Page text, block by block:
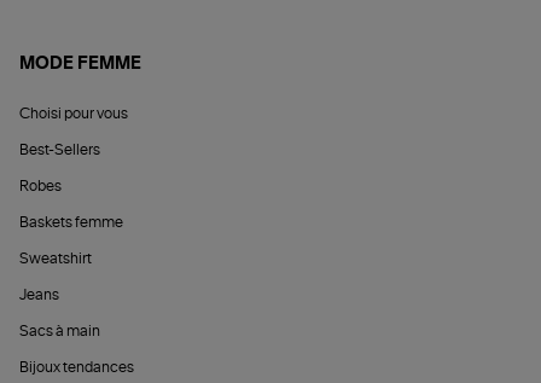
MODE FEMME
Choisi pour vous
Best-Sellers
Robes
Baskets femme
Sweatshirt
Jeans
Sacs à main
Bijoux tendances